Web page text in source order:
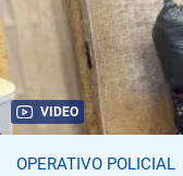
VIDEO
OPERATIVO POLICIAL